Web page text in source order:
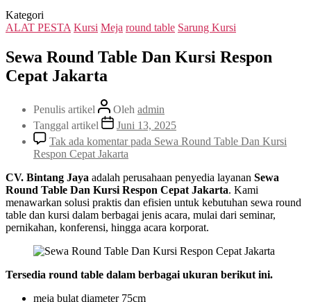
Kategori
ALAT PESTA Kursi Meja round table Sarung Kursi
Sewa Round Table Dan Kursi Respon
Cepat Jakarta
Penulis artikel Oleh admin
Tanggal artikel
Juni 13, 2025
Tak ada komentarpada Sewa Round Table Dan Kursi
Respon Cepat Jakarta
CV. Bintang Jaya adalah perusahaan penyedia layanan Sewa
Round Table Dan Kursi Respon Cepat Jakarta. Kami
menawarkan solusi praktis dan efisien untuk kebutuhan sewa round
table dan kursi dalam berbagai jenis acara, mulai dari seminar,
pernikahan, konferensi, hingga acara korporat.
Tersedia round table dalam berbagai ukuran berikut ini.
meja bulat diameter 75cm